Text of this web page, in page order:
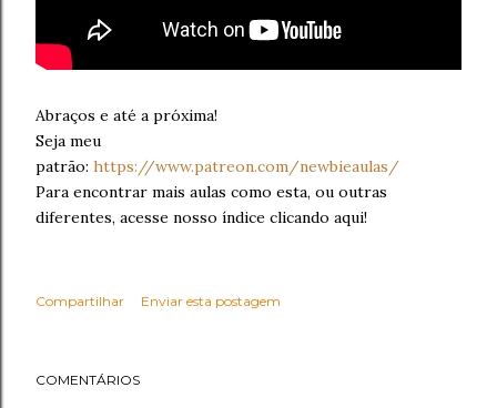
Abraços e até a próxima!
Seja meu
patrão: https://www.patreon.com/newbieaulas/
Para encontrar mais aulas como esta, ou outras
diferentes, acesse nosso índice clicando aqui!
Compartilhar Enviar esta postagem
COMENTÁRIOS